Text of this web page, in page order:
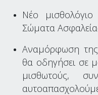
Νέο
Σώματα
Αναμόρφωση
θα οδηγήσει σε
μισθωτούς,